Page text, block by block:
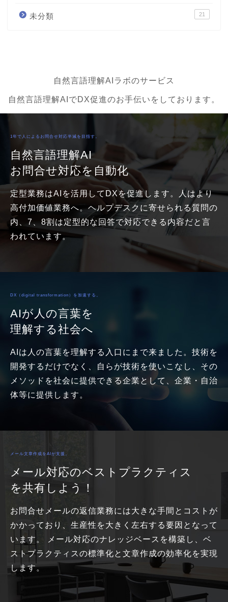
未分類 21
自然言語理解AIラボのサービス
自然言語理解AIでDX促進のお手伝いをしております。
1年で人によるお問合せ対応半減を目指す。
自然言語理解AI
お問合せ対応を自動化
定型業務はAIを活用してDXを促進します。人はより
高付加価値業務へ。ヘルプデスクに寄せられる質問の
内、7、8割は定型的な回答で対応できる内容だと言
われています。
DX（digital transformation）を加速する。
AIが人の言葉を
理解する社会へ
AIは人の言葉を理解する入口にまで来ました。技術を
開発するだけでなく、自らが技術を使いこなし、その
メソッドを社会に提供できる企業として、企業・自治
体等に提供します。
メール文章作成をAIが支援。
メール対応のベストプラクティス
を共有しよう！
お問合せメールの返信業務には大きな手間とコストが
かかっており、生産性を大きく左右する要因となって
います。 メール対応のナレッジベースを構築し、ベ
ストプラクティスの標準化と文章作成の効率化を実現
します。